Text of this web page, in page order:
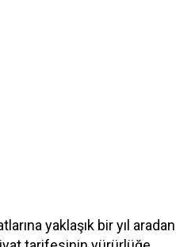
yaklaşık bir yıl aradan